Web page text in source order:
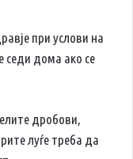
при услови на
седи дома ако се
дробови,
луѓе треба да